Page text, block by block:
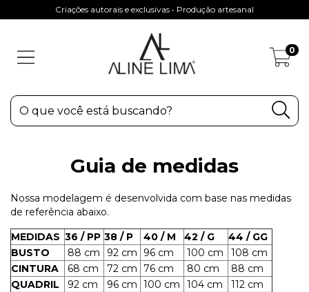
Criações autorais e exclusivas • Produção artesanal
0
Guia de medidas
Nossa modelagem é desenvolvida com base nas medidas
de referência abaixo.
MEDIDAS 36 / PP 38 / P 40 / M 42 / G
44 / GG
BUSTO
88 cm 92 cm 96 cm 100 cm
108 cm
CINTURA
68 cm 72 cm 76 cm 80 cm
88 cm
QUADRIL
92 cm 96 cm 100 cm 104 cm 112 cm